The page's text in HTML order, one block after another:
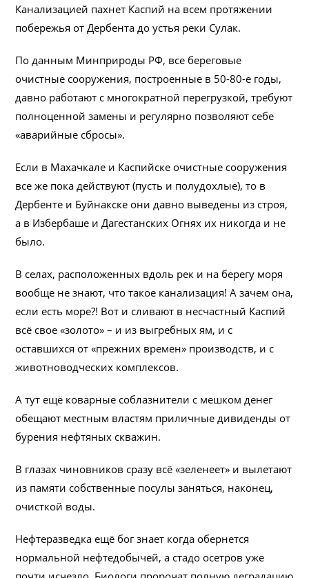
Канализацией пахнет Каспий на всем протяжении
побережья от Дербента до устья реки Сулак.
По данным Минприроды РФ, все береговые
очистные сооружения, построенные в 50-80-е годы,
давно работают с многократной перегрузкой, требуют
полноценной замены и регулярно позволяют себе
«аварийные сбросы».
Если в Махачкале и Каспийске очистные сооружения
все же пока действуют (пусть и полудохлые), то в
Дербенте и Буйнакске они давно выведены из строя,
а в Избербаше и Дагестанских Огнях их никогда и не
было.
В селах, расположенных вдоль рек и на берегу моря
вообще не знают, что такое канализация! А зачем она,
если есть море?! Вот и сливают в несчастный Каспий
всё свое «золото» – и из выгребных ям, и с
оставшихся от «прежних времен» производств, и с
животноводческих комплексов.
А тут ещё коварные соблазнители с мешком денег
обещают местным властям приличные дивиденды от
бурения нефтяных скважин.
В глазах чиновников сразу всё «зеленеет» и вылетают
из памяти собственные посулы заняться, наконец,
очисткой воды.
Нефтеразведка ещё бог знает когда обернется
нормальной нефтедобычей, а стадо осетров уже